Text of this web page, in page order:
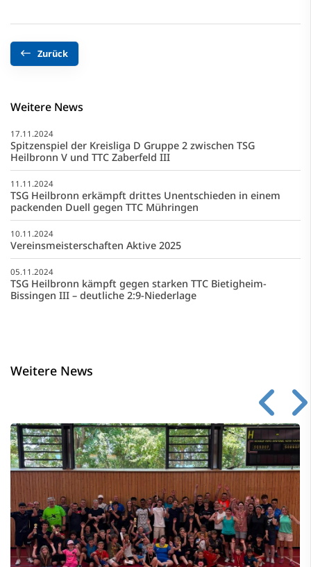
Zurück
Weitere News
17.11.2024
Spitzenspiel der Kreisliga D Gruppe 2 zwischen TSG
Heilbronn V und TTC Zaberfeld III
11.11.2024
TSG Heilbronn erkämpft drittes Unentschieden in einem
packenden Duell gegen TTC Mühringen
10.11.2024
Vereinsmeisterschaften Aktive 2025
05.11.2024
TSG Heilbronn kämpft gegen starken TTC Bietigheim-
Bissingen III – deutliche 2:9-Niederlage
Weitere News